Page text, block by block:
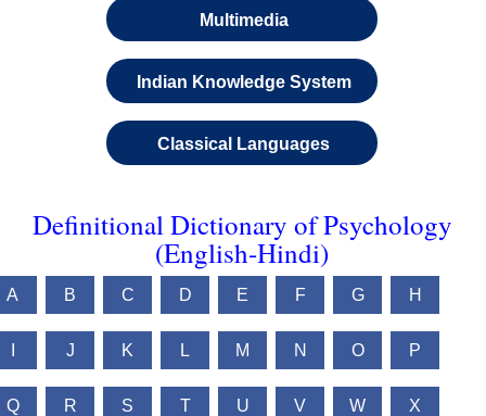
Multimedia
Indian Knowledge System
Classical Languages
Definitional Dictionary of Psychology
(English-Hindi)
A B C D E F G H
J K L M N O P
Q R S T U V W X